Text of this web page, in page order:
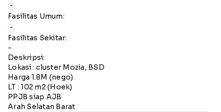
-
Fasilitas Umum:
-
Fasilitas Sekitar:
-
Deskripsi:
Lokasi : cluster Mozia, BSD
Harga 1.8M (nego)
LT : 102 m2 (Hoek)
PPJB siap AJB
Arah Selatan Barat